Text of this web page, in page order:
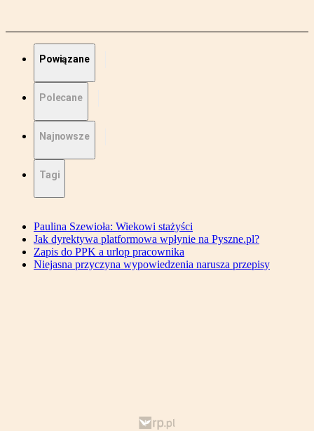
Powiązane
Polecane
Najnowsze
Tagi
Paulina Szewioła: Wiekowi stażyści
Jak dyrektywa platformowa wpłynie na Pyszne.pl?
Zapis do PPK a urlop pracownika
Niejasna przyczyna wypowiedzenia narusza przepisy